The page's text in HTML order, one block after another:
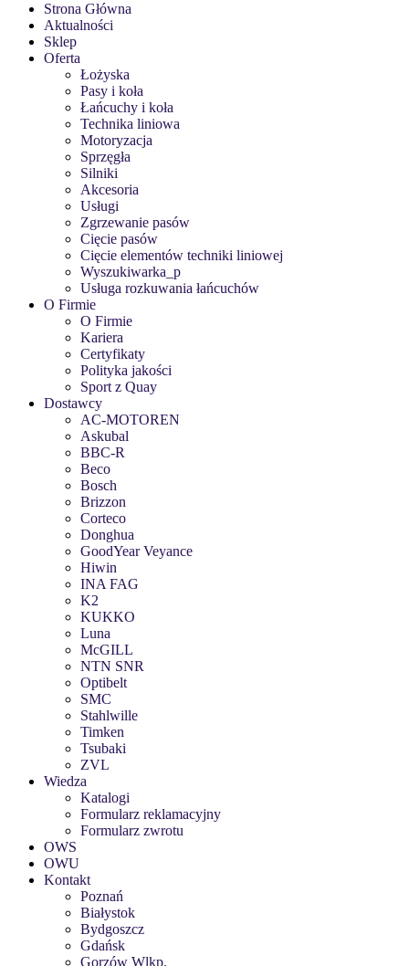
Strona Główna
Aktualności
Sklep
Oferta
Łożyska
Pasy i koła
Łańcuchy i koła
Technika liniowa
Motoryzacja
Sprzęgła
Silniki
Akcesoria
Usługi
Zgrzewanie pasów
Cięcie pasów
Cięcie elementów techniki liniowej
Wyszukiwarka_p
Usługa rozkuwania łańcuchów
O Firmie
O Firmie
Kariera
Certyfikaty
Polityka jakości
Sport z Quay
Dostawcy
AC-MOTOREN
Askubal
BBC-R
Beco
Bosch
Brizzon
Corteco
Donghua
GoodYear Veyance
Hiwin
INA FAG
K2
KUKKO
Luna
McGILL
NTN SNR
Optibelt
SMC
Stahlwille
Timken
Tsubaki
ZVL
Wiedza
Katalogi
Formularz reklamacyjny
Formularz zwrotu
OWS
OWU
Kontakt
Poznań
Białystok
Bydgoszcz
Gdańsk
Gorzów Wlkp.